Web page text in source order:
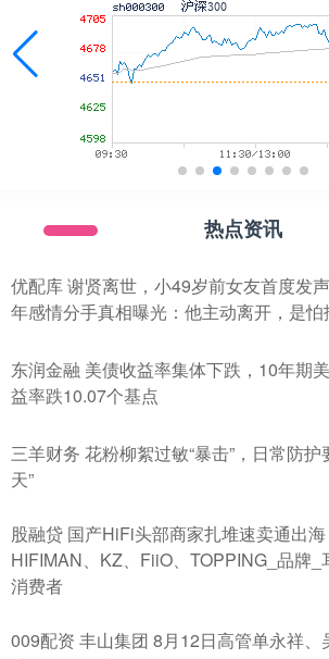
热点资讯
优配库 谢贤离世，小49岁前女友首度发
年感情分手真相曝光：他主动离开，是怕
东润金融 美债收益率集体下跌，10年期
益率跌10.07个基点
三羊财务 花粉柳絮过敏“暴击”，日常防护
天”
股融贷 国产HiFi头部商家扎堆速卖通出海
HIFIMAN、KZ、FiiO、TOPPING_品牌_
消费者
009配资 丰山集团 8月12日高管单永祥、